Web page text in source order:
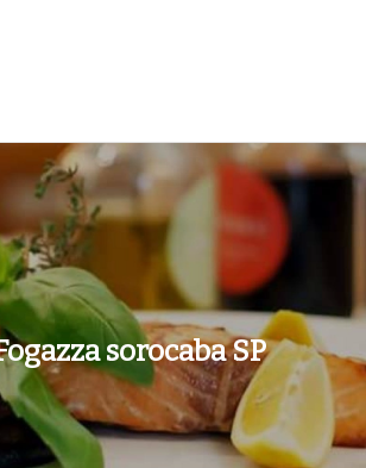
sorocaba SP